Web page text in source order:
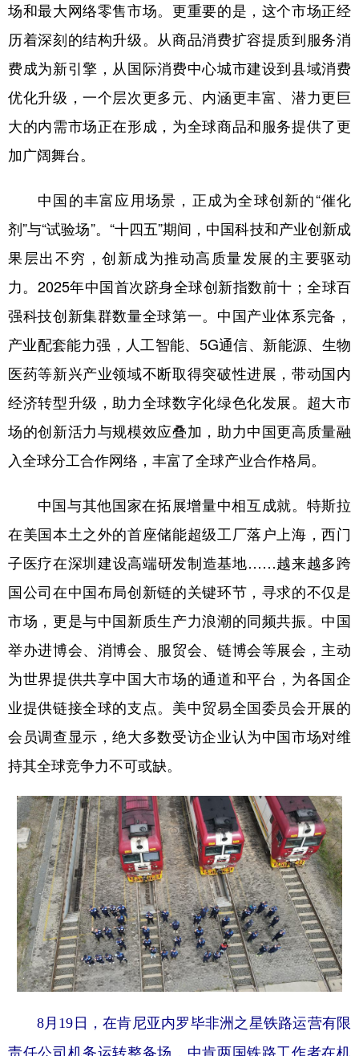
场和最大网络零售市场。更重要的是，这个市场正经
历着深刻的结构升级。从商品消费扩容提质到服务消
费成为新引擎，从国际消费中心城市建设到县域消费
优化升级，一个层次更多元、内涵更丰富、潜力更巨
大的内需市场正在形成，为全球商品和服务提供了更
加广阔舞台。
中国的丰富应用场景，正成为全球创新的“催化
剂”与“试验场”。“十四五”期间，中国科技和产业创新成
果层出不穷，创新成为推动高质量发展的主要驱动
力。2025年中国首次跻身全球创新指数前十；全球百
强科技创新集群数量全球第一。中国产业体系完备，
产业配套能力强，人工智能、5G通信、新能源、生物
医药等新兴产业领域不断取得突破性进展，带动国内
经济转型升级，助力全球数字化绿色化发展。超大市
场的创新活力与规模效应叠加，助力中国更高质量融
入全球分工合作网络，丰富了全球产业合作格局。
中国与其他国家在拓展增量中相互成就。特斯拉
在美国本土之外的首座储能超级工厂落户上海，西门
子医疗在深圳建设高端研发制造基地……越来越多跨
国公司在中国布局创新链的关键环节，寻求的不仅是
市场，更是与中国新质生产力浪潮的同频共振。中国
举办进博会、消博会、服贸会、链博会等展会，主动
为世界提供共享中国大市场的通道和平台，为各国企
业提供链接全球的支点。美中贸易全国委员会开展的
会员调查显示，绝大多数受访企业认为中国市场对维
持其全球竞争力不可或缺。
8月19日，在肯尼亚内罗毕非洲之星铁路运营有限